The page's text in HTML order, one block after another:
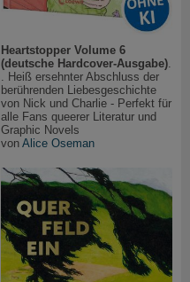
Heartstopper Volume 6
(deutsche Hardcover-Ausgabe)
. Heiß ersehnter Abschluss der
berührenden Liebesgeschichte
von Nick und Charlie - Perfekt für
alle Fans queerer Literatur und
Graphic Novels
von Alice Oseman